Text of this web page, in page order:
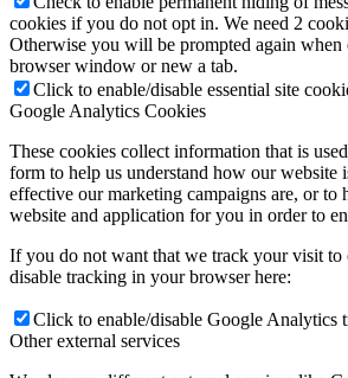
cookies if you do not opt in. We need 2
Otherwise you will be prompted again when
browser window or new a tab.
Click to enable/disable essential site
Google Analytics Cookies
These cookies collect information that is
form to help us understand how our website
effective our marketing campaigns are, or to
website and application for you in order to
If you do not want that we track your visit to
disable tracking in your browser here:
Click to enable/disable Google Analytics
Other external services